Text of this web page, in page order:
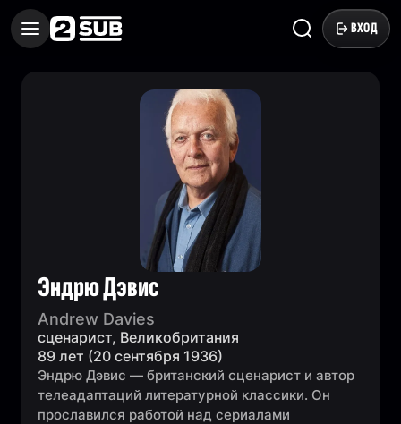
ВХОД
Эндрю Дэвис
Andrew Davies
сценарист, Великобритания
89 лет (20 сентября 1936)
Эндрю Дэвис — британский сценарист и автор
телеадаптаций литературной классики. Он
прославился работой над сериалами